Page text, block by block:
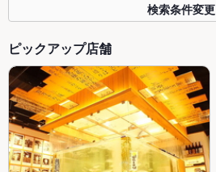
検索条件変更
ピックアップ店舗